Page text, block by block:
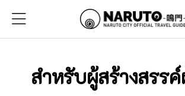
สำหรับผู้สร้างสรร